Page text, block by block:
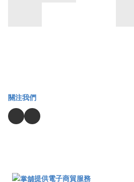
關注我們
提供電子商貿服務